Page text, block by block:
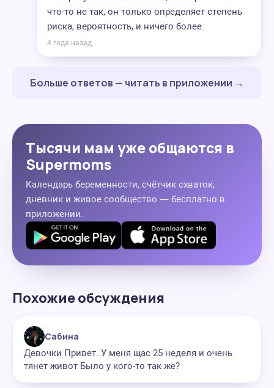
что-то не так, он только определяет степень
риска, вероятность, и ничего более.
4 года назад
Больше ответов — читать в приложении →
Тысячи мам уже общаются в
Supermoms
Календарь беременности, счётчик схваток,
дневник и живое сообщество — бесплатно в
приложении.
Похожие обсуждения
Сабина
Девочки Привет. У меня щас 25 неделя и очень
тянет живот Было у кого-то так же?